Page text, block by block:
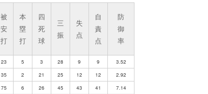
被
安
打
本
塁
打
四
死
球
三
振
失
点
自
責
点
防
御
率
23 5 3 28 9 9
3.52
35 2 21 25 12 12
2.92
75 6 26 45 43 41
7.14